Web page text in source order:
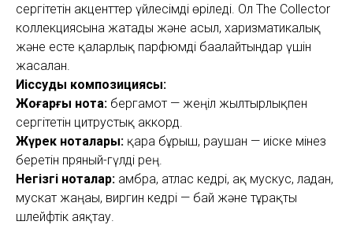
сергітетін акценттер үйлесімді өріледі. Ол The Collector
коллекциясына жатады және асыл, харизматикалық
және есте қаларлық парфюмді бағалайтындар үшін
жасалған.
Иіссудың композициясы:
Жоғарғы нота: бергамот — жеңіл жылтырлықпен
сергітетін цитрустық аккорд.
Жүрек ноталары: қара бұрыш, раушан — иіске мінез
беретін пряный-гүлді рең.
Негізгі ноталар: амбра, атлас кедрі, ақ мускус, ладан,
мускат жаңғағы, виргин кедрі — бай және тұрақты
шлейфтік аяқтау.